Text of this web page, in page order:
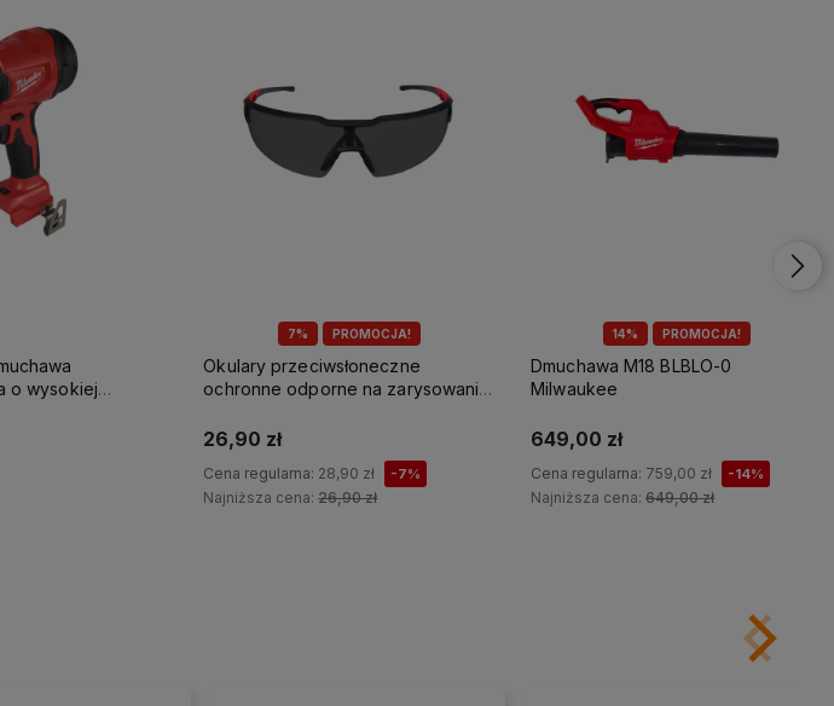
o wysokiej
7% PROMOCJA!
Okulary przeciwsłoneczne
ochronne odporne na zarysowania
26,90 zł
Cena regularna: 28,90 zł -7%
Najniższa cena:26,90 zł
14% PROMOCJA!
Dmuchawa M18 BLBLO-0
Milwaukee
649,00 zł
Cena regularna: 759,00 zł -14%
Najniższa cena:649,00 zł